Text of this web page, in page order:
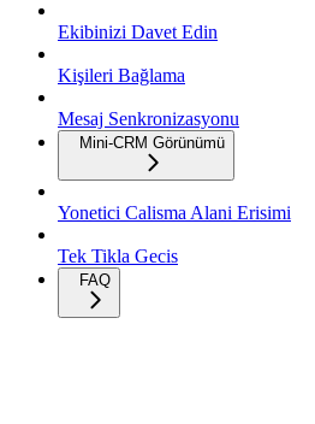
Ekibinizi Davet Edin
Kişileri Bağlama
Mesaj Senkronizasyonu
Mini-CRM Görünümü
Yonetici Calisma Alani Erisimi
Tek Tikla Gecis
FAQ